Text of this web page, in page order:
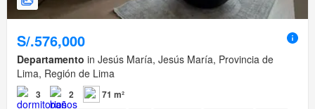
S/.576,000
Departamento in Jesús María, Jesús María, Provincia de
Lima, Región de Lima
3 2 71 m²